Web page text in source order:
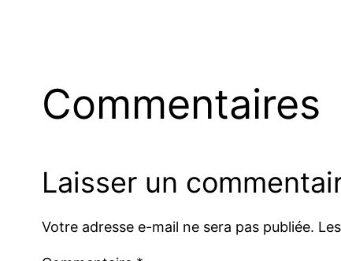
Commentaires
Laisser un
Votre adresse e-mail ne sera pas publiée.